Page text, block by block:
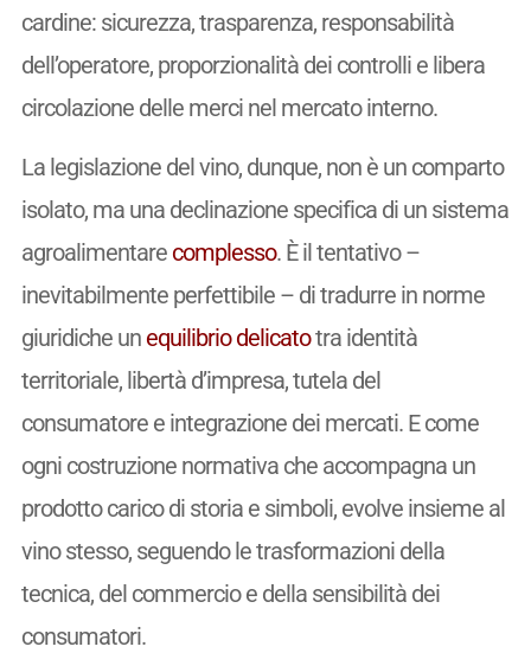
cardine: sicurezza, trasparenza, responsabilità
dell’operatore, proporzionalità dei controlli e libera
circolazione delle merci nel mercato interno.
La legislazione del vino, dunque, non è un comparto
isolato, ma una declinazione specifica di un sistema
agroalimentare complesso. È il tentativo –
inevitabilmente perfettibile – di tradurre in norme
giuridiche un equilibrio delicatotra identità
territoriale, libertà d’impresa, tutela del
consumatore e integrazione dei mercati. E come
ogni costruzione normativa che accompagna un
prodotto carico di storia e simboli, evolve insieme al
vino stesso, seguendo le trasformazioni della
tecnica, del commercio e della sensibilità dei
consumatori.